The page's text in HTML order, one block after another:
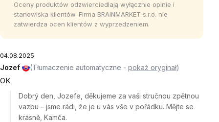
Oceny produktów odzwierciedlają wyłącznie opinie i
stanowiska klientów. Firma BRAINMARKET s.r.o. nie
zatwierdza ocen klientów z wyprzedzeniem.
04.08.2025
Jozef (Tłumaczenie automatyczne - pokaż oryginał)
OK
Dobrý den, Jozefe, děkujeme za vaši stručnou zpětnou
vazbu – jsme rádi, že je u vás vše v pořádku. Mějte se
krásně, Kamča.